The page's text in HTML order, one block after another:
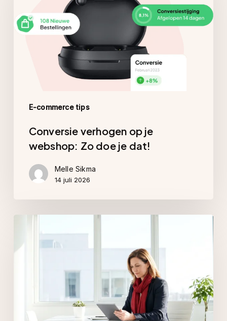
E-commerce tips
webshop:
Zo
doe
Conversie verhogen op je
webshop: Zo doe je dat!
Melle Sikma
14 juli 2026